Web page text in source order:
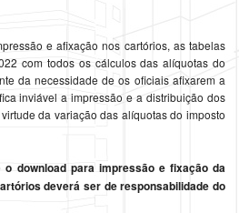
e afixação nos cartórios, as tabelas
com todos os cálculos das alíquotas do
da necessidade de os oficiais afixarem a
inviável a impressão e a distribuição dos
da variação das alíquotas do imposto
o download para impressão e fixação da
deverá ser de responsabilidade do